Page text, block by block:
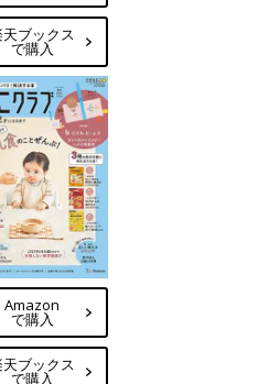
ブックス
で購入
Amazon
で購入
ブックス
で購入